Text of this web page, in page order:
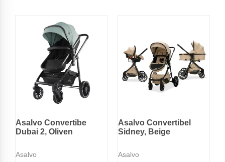
Asalvo Convertibe
Dubai 2, Oliven
Asalvo
Asalvo Convertibel
Sidney, Beige
Asalvo